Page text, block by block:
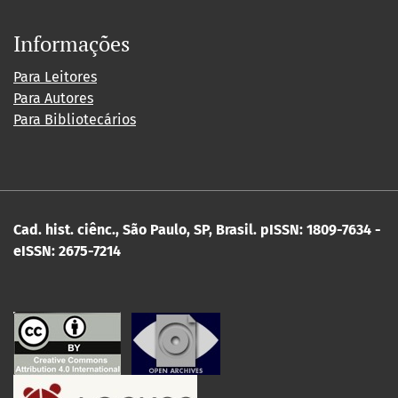
Informações
Para Leitores
Para Autores
Para Bibliotecários
Cad. hist. ciênc., São Paulo, SP, Brasil. pISSN: 1809-7634 -
eISSN: 2675-7214